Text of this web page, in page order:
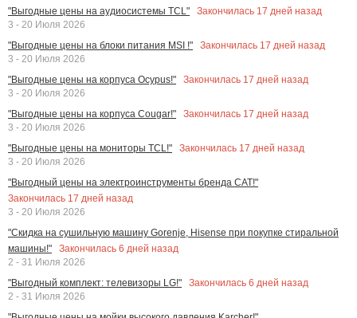
"Выгодные цены на аудиосистемы TCL"
Закончилась 17 дней назад
3 - 20 Июля 2026
"Выгодные цены на блоки питания MSI !"
Закончилась 17 дней назад
3 - 20 Июля 2026
"Выгодные цены на корпуса Ocypus!"
Закончилась 17 дней назад
3 - 20 Июля 2026
"Выгодные цены на корпуса Cougar!"
Закончилась 17 дней назад
3 - 20 Июля 2026
"Выгодные цены на мониторы TCL!"
Закончилась 17 дней назад
3 - 20 Июля 2026
"Выгодный цены на электроинструменты бренда CAT!"
Закончилась 17 дней назад
3 - 20 Июля 2026
"Скидка на сушильную машину Gorenje, Hisense при покупке стиральной
машины!"
Закончилась 6 дней назад
2 - 31 Июля 2026
"Выгодный комплект: телевизоры LG!"
Закончилась 6 дней назад
2 - 31 Июля 2026